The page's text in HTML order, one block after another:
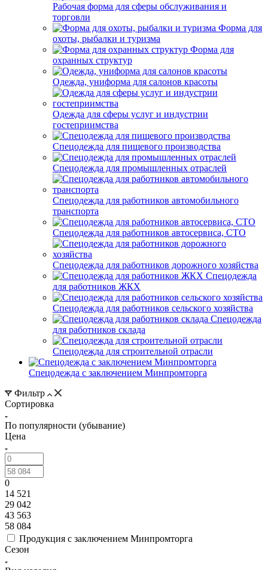
Рабочая форма для сферы обслуживания и
торговли
Форма для
охоты, рыбалки и туризма
Форма для
охранных структур
Одежда, униформа для салонов красоты
Одежда для сферы услуг и индустрии
гостеприимства
Спецодежда для пищевого производства
Спецодежда для промышленных отраслей
Спецодежда для работников автомобильного
транспорта
Спецодежда для работников автосервиса, СТО
Спецодежда для работников дорожного хозяйства
Спецодежда
для работников ЖКХ
Спецодежда для работников сельского хозяйства
Спецодежда
для работников склада
Спецодежда для строительной отрасли
Спецодежда с заключением Минпромторга
Фильтр
Сортировка
По популярности (убывание)
Цена
0
14 521
29 042
43 563
58 084
Продукция с заключением Минпромторга
Сезон